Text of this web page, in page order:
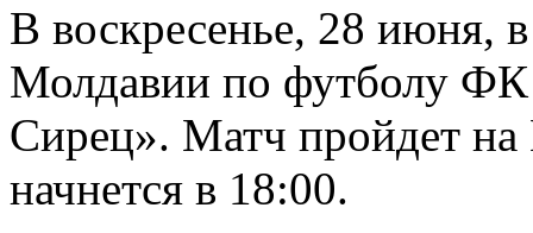
В воскресенье, 28 июня,
Молдавии по футболу
Сирец». Матч пройдет
начнется в 18:00.